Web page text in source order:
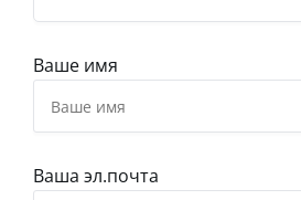
Ваше имя
Ваша эл.почта